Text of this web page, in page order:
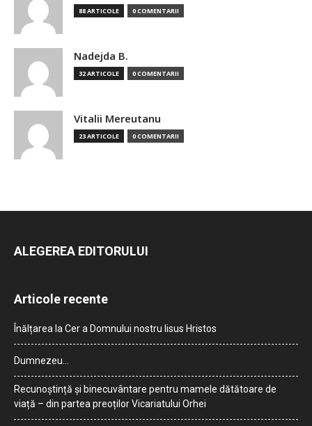
88 ARTICOLE 0 COMENTARII
Nadejda B.
32 ARTICOLE 0 COMENTARII
Vitalii Mereutanu
23 ARTICOLE 0 COMENTARII
ALEGEREA EDITORULUI
Articole recente
Înălțarea la Cer a Domnului nostru Iisus Hristos
Dumnezeu…
Recunoștință și binecuvântare pentru mamele dătătoare de
viață – din partea preoților Vicariatului Orhei